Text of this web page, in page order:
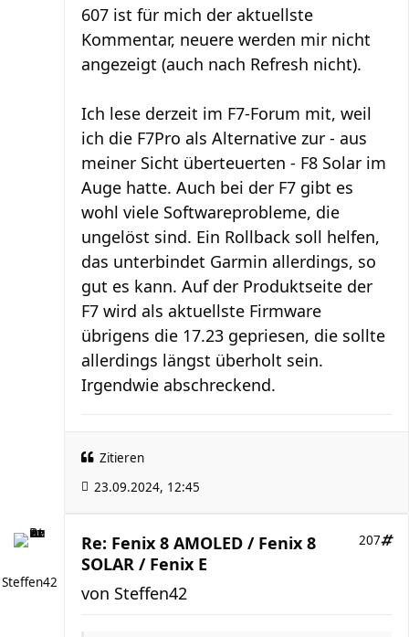
607 ist für mich der aktuellste
Kommentar, neuere werden mir nicht
angezeigt (auch nach Refresh nicht).
Ich lese derzeit im F7-Forum mit, weil
ich die F7Pro als Alternative zur - aus
meiner Sicht überteuerten - F8 Solar im
Auge hatte. Auch bei der F7 gibt es
wohl viele Softwareprobleme, die
ungelöst sind. Ein Rollback soll helfen,
das unterbindet Garmin allerdings, so
gut es kann. Auf der Produktseite der
F7 wird als aktuellste Firmware
übrigens die 17.23 gepriesen, die sollte
allerdings längst überholt sein.
Irgendwie abschreckend.
Zitieren
23.09.2024, 12:45
Steffen42
Re: Fenix 8 AMOLED / Fenix 8
SOLAR / Fenix E
207
von Steffen42